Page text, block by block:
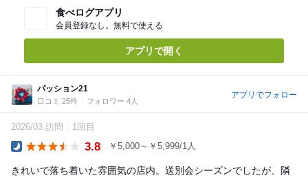
食べログアプリ
会員登録なし。無料で使える
アプリで開く
パッション21
口コミ 25件 フォロワー 4人
アプリでフォロー
2026/03 訪問 1回目
3.8 ￥5,000～￥5,999/1人
きれいで落ち着いた雰囲気の店内。送別会シーズンでしたが、隣